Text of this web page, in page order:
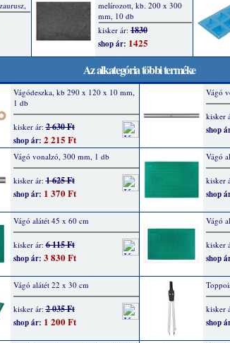
Az alkategória többi terméke
Vágódeszka, kb 290 x 120 x 10 mm,
1 db
kisker ár:2 630 Ft
shop ár: 2 215 Ft
Vágó
kisker
shop
Vágó vonalzó, 300 mm, 1 db
kisker ár:1 625 Ft
shop ár: 1 370 Ft
Vágó
kisker
shop
Vágó alátét 45 x 60 cm
kisker ár:6 115 Ft
shop ár: 3 830 Ft
Vágó
kisker
shop
Vágó alátét 22 x 30 cm
kisker ár:2 035 Ft
shop ár: 1 200 Ft
kisker
shop